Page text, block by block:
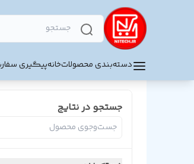
دسته‌بندی محصولاتخانهپیگیری
جستجو در نتایج